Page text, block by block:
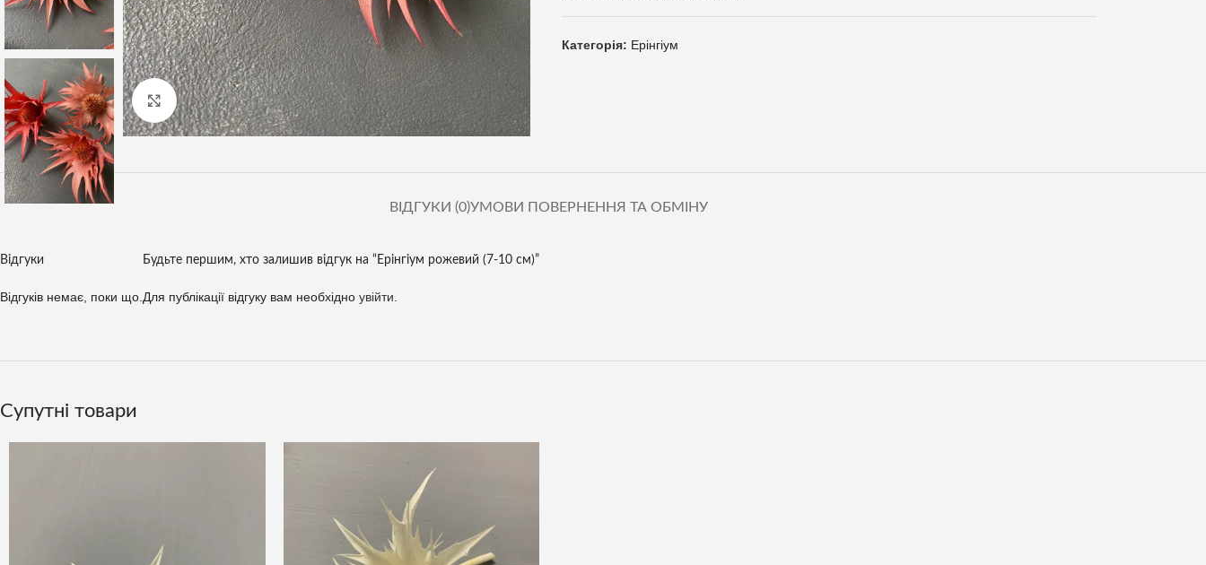
Клацніть, щоб збільшити
Категорія: Ерінгіум
ВІДГУКИ (0)УМОВИ ПОВЕРНЕННЯ ТА ОБМІНУ
Відгуки
Відгуків немає, поки що.
Будьте першим, хто залишив відгук на “Ерінгіум рожевий (7-10 см)”
Для публікації відгуку вам необхідно увійти
Супутні товари